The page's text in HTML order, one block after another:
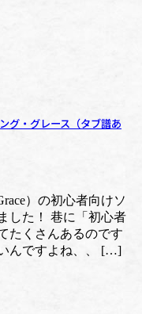
グ・グレース（タブ譜あ
）の初心者向けソ
した！ 巷に「初心者
たくさんあるのです
んですよね、、 […]